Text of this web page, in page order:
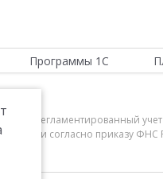
Программы 1С
Регламентированный
согласно приказу